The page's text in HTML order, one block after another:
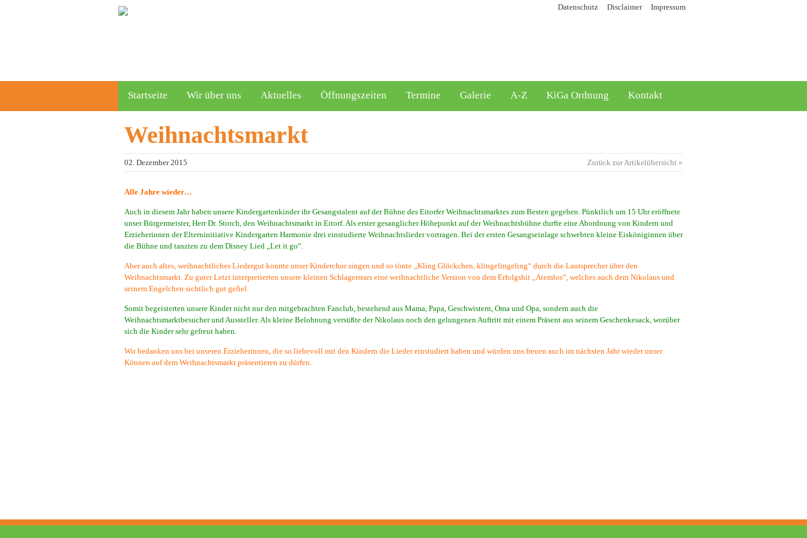
Datenschutz Disclaimer Impressum
Startseite Wir über uns Aktuelles Öffnungszeiten Termine Galerie A-Z KiGa Ordnung Kontakt
Weihnachtsmarkt
02. Dezember 2015 Zurück zur Artikelübersicht »
Alle Jahre wieder…
Auch in diesem Jahr haben unsere Kindergartenkinder ihr Gesangstalent auf der Bühne des Eitorfer Weihnachtsmarktes zum Besten gegeben. Pünktlich um 15 Uhr eröffnete
unser Bürgermeister, Herr Dr. Storch, den Weihnachtsmarkt in Eitorf. Als erster gesanglicher Höhepunkt auf der Weihnachtsbühne durfte eine Abordnung von Kindern und
Erzieherinnen der Elterninitiative Kindergarten Harmonie drei einstudierte Weihnachtslieder vortragen. Bei der ersten Gesangseinlage schwebten kleine Eisköniginnen über
die Bühne und tanzten zu dem Disney Lied „Let it go“.
Aber auch altes, weihnachtliches Liedergut konnte unser Kinderchor singen und so tönte „Kling Glöckchen, klingelingeling“ durch die Lautsprecher über den
Weihnachtsmarkt. Zu guter Letzt interpretierten unsere kleinen Schlagerstars eine weihnachtliche Version von dem Erfolgshit „Atemlos“, welches auch dem Nikolaus und
seinem Engelchen sichtlich gut gefiel.
Somit begeisterten unsere Kinder nicht nur den mitgebrachten Fanclub, bestehend aus Mama, Papa, Geschwistern, Oma und Opa, sondern auch die
Weihnachtsmarktbesucher und Aussteller. Als kleine Belohnung versüßte der Nikolaus noch den gelungenen Auftritt mit einem Präsent aus seinem Geschenkesack, worüber
sich die Kinder sehr gefreut haben.
Wir bedanken uns bei unseren Erzieherinnen, die so liebevoll mit den Kindern die Lieder einstudiert haben und würden uns freuen auch im nächsten Jahr wieder unser
Können auf dem Weihnachtsmarkt präsentieren zu dürfen.